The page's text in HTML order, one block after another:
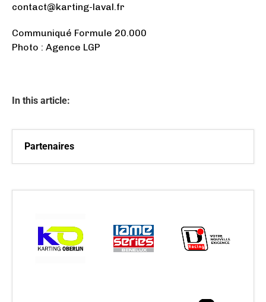
contact@karting-laval.fr
Communiqué Formule 20.000
Photo : Agence LGP
In this article:
Partenaires